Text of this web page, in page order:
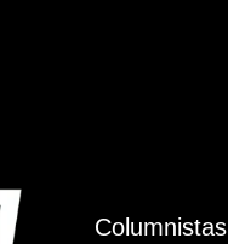
Columnistas